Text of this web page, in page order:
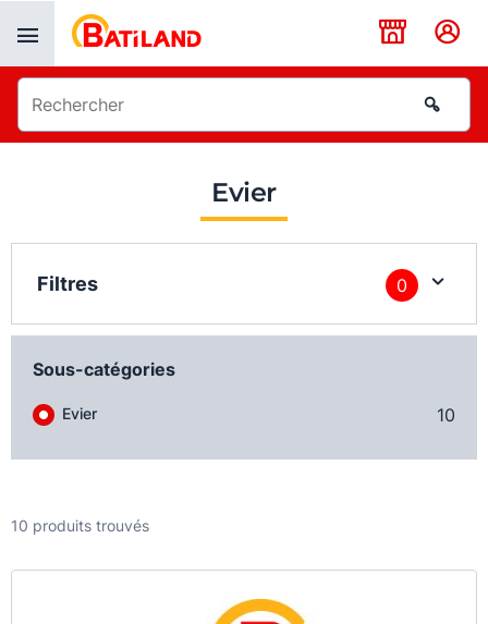
Evier
Filtres 0
Sous-catégories
Evier 10
10 produits trouvés
Panneau de gestion des cookies